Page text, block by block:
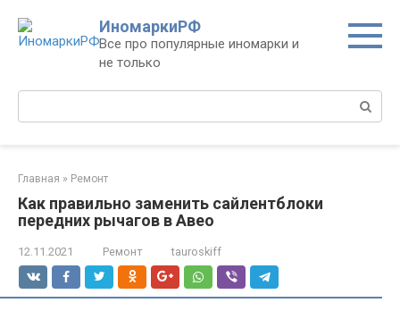
контенту
ИномаркиРФ
Все про популярные иномарки и
не только
Поиск:
Главная » Ремонт
Как правильно заменить сайлентблоки
передних рычагов в Авео
12.11.2021 Ремонт tauroskiff